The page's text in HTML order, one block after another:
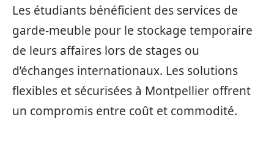
Les étudiants bénéficient des services de
garde-meuble pour le stockage temporaire
de leurs affaires lors de stages ou
d’échanges internationaux. Les solutions
flexibles et sécurisées à Montpellier offrent
un compromis entre coût et commodité.